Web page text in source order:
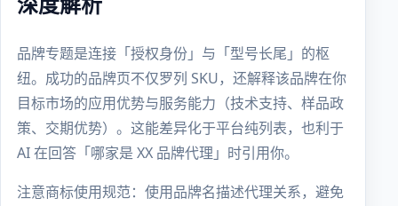
品牌专题是连接「授权身份」与「型号长尾」的枢
纽。成功的品牌页不仅罗列 SKU，还解释该品牌在你
目标市场的应用优势与服务能力（技术支持、样品政
策、交期优势）。这能差异化于平台纯列表，也利于
AI 在回答「哪家是 XX 品牌代理」时引用你。
注意商标使用规范：使用品牌名描述代理关系，避免